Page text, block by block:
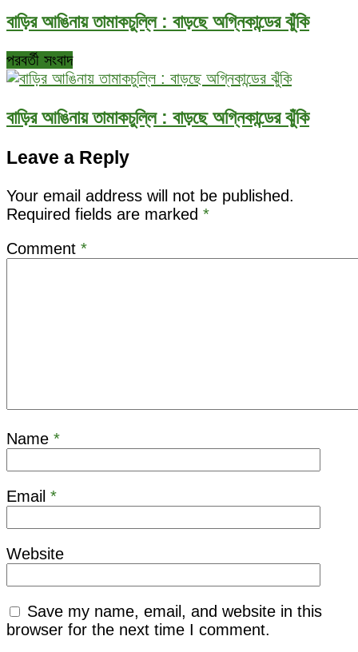
বাড়ির আঙিনায় তামাকচুল্লি : বাড়ছে অগ্নিকান্ডের ঝুঁকি
পরবর্তী সংবাদ
বাড়ির আঙিনায় তামাকচুল্লি : বাড়ছে অগ্নিকান্ডের ঝুঁকি
Leave a Reply
Your email address will not be published.
Required fields are marked *
Comment *
Name *
Email *
Website
Save my name, email, and website in this
browser for the next time I comment.